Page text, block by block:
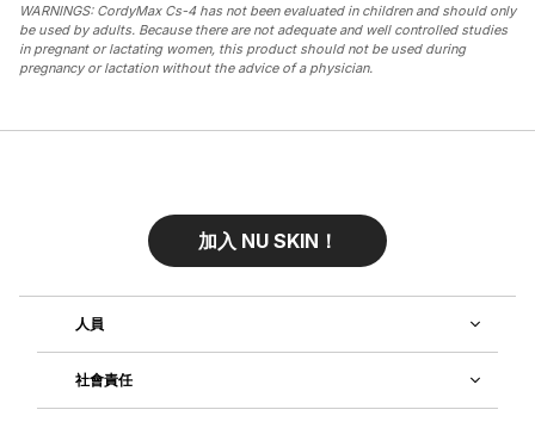
WARNINGS: CordyMax Cs-4 has not been evaluated in children and should only
be used by adults. Because there are not adequate and well controlled studies
in pregnant or lactating women, this product should not be used during
pregnancy or lactation without the advice of a physician.
加入 NU SKIN！
人員
社會責任